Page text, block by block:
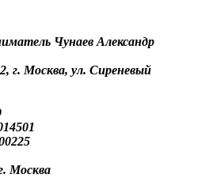
Чунаев Александр
г. Москва, ул. Сиреневый
Москва